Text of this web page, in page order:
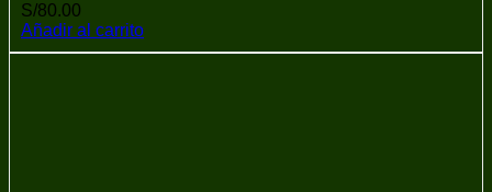
S/80.00
Añadir al carrito